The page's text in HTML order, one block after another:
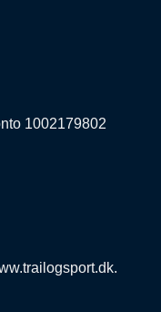
1002179802